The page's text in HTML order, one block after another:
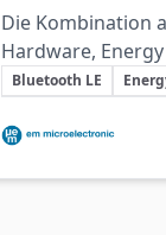
Die Kombination
Hardware,
Standards und
nachhaltige und
Schlüsselthemen
Bluetooth LE
Beteiligte